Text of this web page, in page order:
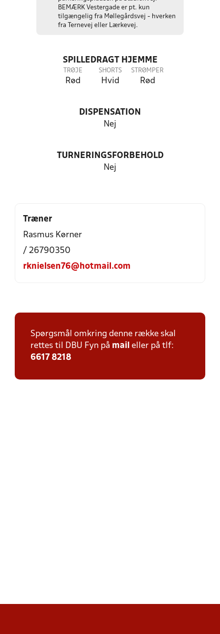
BEMÆRK Vestergade er pt. kun
tilgængelig fra Møllegårdsvej - hverken
fra Ternevej eller Lærkevej.
SPILLEDRAGT HJEMME
TRØJE
Rød
SHORTS
Hvid
STRØMPER
Rød
DISPENSATION
Nej
TURNERINGSFORBEHOLD
Nej
Træner
Rasmus Kørner
/ 26790350
rknielsen76@hotmail.com
Spørgsmål omkring denne række skal
rettes til DBU Fyn på mail eller på tlf:
6617 8218